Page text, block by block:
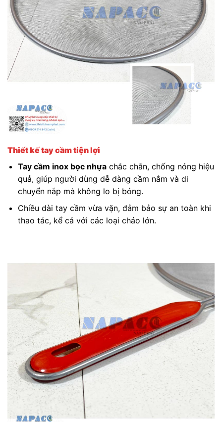
Thiết kế tay cầm tiện lợi
Tay cầm inox bọc nhựachắc chắn, chống nóng hiệu
quả, giúp người dùng dễ dàng cầm nắm và di
chuyển nắp mà không lo bị bỏng.
Chiều dài tay cầm vừa vặn, đảm bảo sự an toàn khi
thao tác, kể cả với các loại chảo lớn.